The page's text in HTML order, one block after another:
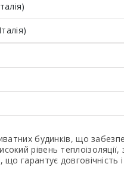
будинків, що
рівень
гарантує довговічність і